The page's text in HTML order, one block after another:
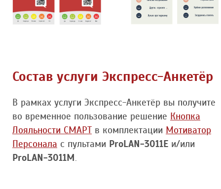
Состав услуги Экспресс-Анкетёр
В рамках услуги Экспресс-Анкетёр вы получите
во временное пользование решение Кнопка
Лояльности СМАРТ в комплектации Мотиватор
Персонала с пультами ProLAN-3011Е и/или
ProLAN-3011M.